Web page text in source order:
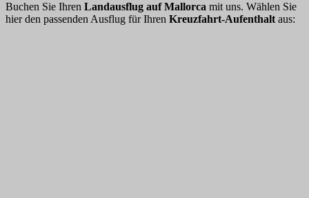
Buchen Sie Ihren Landausflug auf Mallorca mit uns. Wählen Sie
hier den passenden Ausflug für Ihren Kreuzfahrt-Aufenthalt aus: